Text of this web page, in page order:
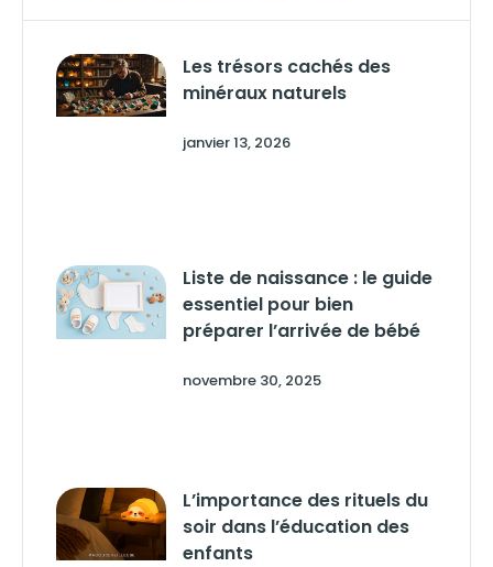
Les trésors cachés des
minéraux naturels
janvier 13, 2026
Liste de naissance : le guide
essentiel pour bien
préparer l’arrivée de bébé
novembre 30, 2025
L’importance des rituels du
soir dans l’éducation des
enfants